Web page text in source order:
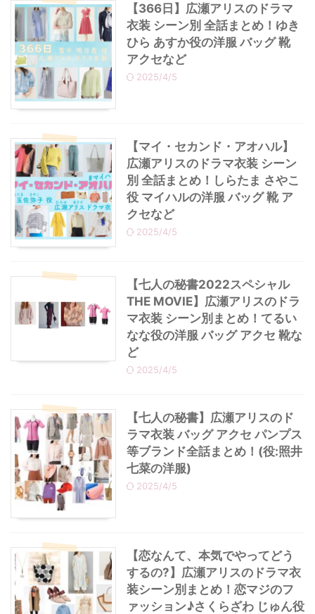
【366日】広瀬アリスのドラマ
衣装 シーン別 全話まとめ！ゆき
ひら あすか役の洋服 バッグ 靴
アクセなど
2025/4/5
【マイ・セカンド・アオハル】
広瀬アリスのドラマ衣装 シーン
別 全話まとめ！しらたま さやこ
役 マイハルの洋服 バッグ 靴 ア
クセなど
2025/4/5
【七人の秘書2022スペシャル
THE MOVIE】広瀬アリスのドラ
マ衣装 シーン別まとめ！てるい
なな役の洋服 バッグ アクセ 靴な
ど
2025/4/5
【七人の秘書】広瀬アリスのド
ラマ衣装 バッグ アクセ パンプス
等ブランド全話まとめ！(役:照井
七菜の洋服)
2025/4/5
【恋なんて、本気でやってどう
するの?】広瀬アリスのドラマ衣
装シーン別まとめ！恋マジのフ
ァッション♪さくらざわ じゅん役